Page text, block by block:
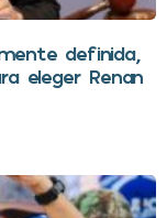
definida,
eleger Renan